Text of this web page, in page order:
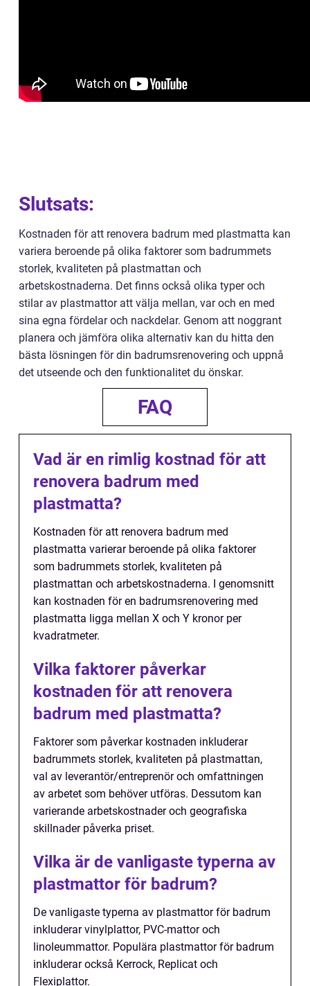
Slutsats:
Kostnaden för att renovera badrum med plastmatta kan
variera beroende på olika faktorer som badrummets
storlek, kvaliteten på plastmattan och
arbetskostnaderna. Det finns också olika typer och
stilar av plastmattor att välja mellan, var och en med
sina egna fördelar och nackdelar. Genom att noggrant
planera och jämföra olika alternativ kan du hitta den
bästa lösningen för din badrumsrenovering och uppnå
det utseende och den funktionalitet du önskar.
FAQ
Vad är en rimlig kostnad för att
renovera badrum med
plastmatta?
Kostnaden för att renovera badrum med
plastmatta varierar beroende på olika faktorer
som badrummets storlek, kvaliteten på
plastmattan och arbetskostnaderna. I genomsnitt
kan kostnaden för en badrumsrenovering med
plastmatta ligga mellan X och Y kronor per
kvadratmeter.
Vilka faktorer påverkar
kostnaden för att renovera
badrum med plastmatta?
Faktorer som påverkar kostnaden inkluderar
badrummets storlek, kvaliteten på plastmattan,
val av leverantör/entreprenör och omfattningen
av arbetet som behöver utföras. Dessutom kan
varierande arbetskostnader och geografiska
skillnader påverka priset.
Vilka är de vanligaste typerna av
plastmattor för badrum?
De vanligaste typerna av plastmattor för badrum
inkluderar vinylplattor, PVC-mattor och
linoleummattor. Populära plastmattor för badrum
inkluderar också Kerrock, Replicat och
Flexiplattor.